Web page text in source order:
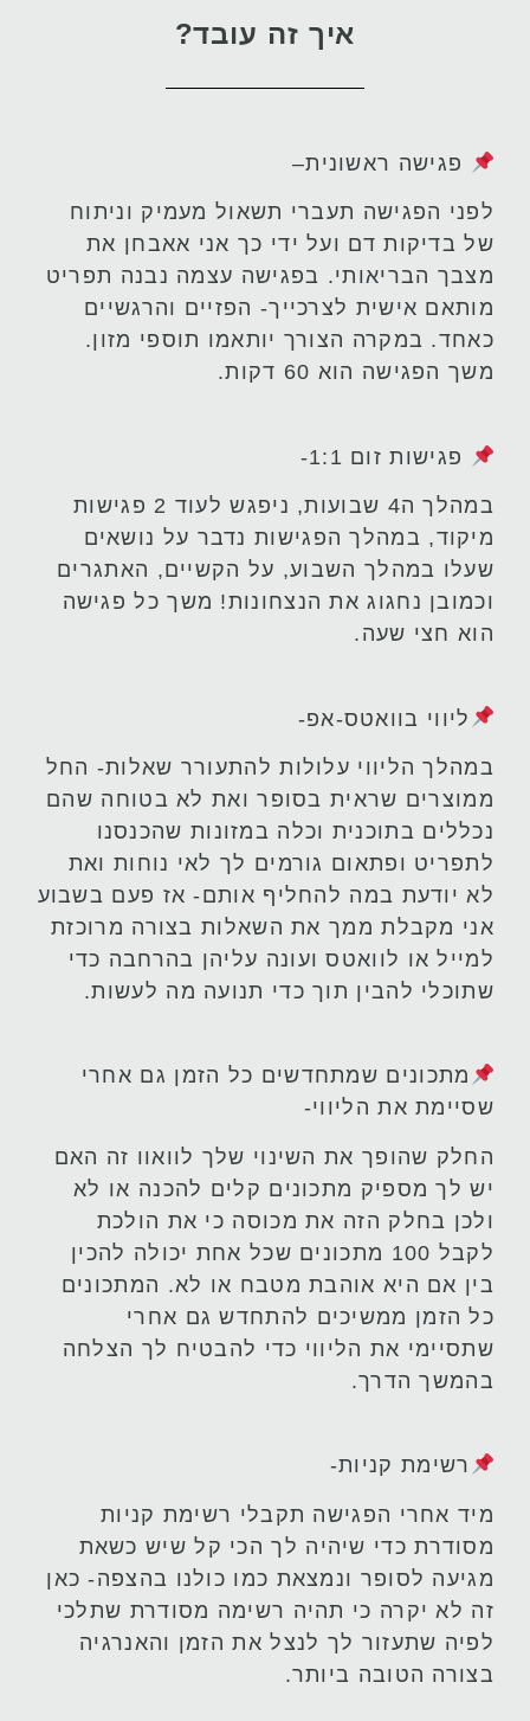
איך זה עובד?
פגישה ראשונית–
לפני הפגישה תעברי תשאול מעמיק וניתוח
של בדיקות דם ועל ידי כך אני אאבחן את
מצבך הבריאותי. בפגישה עצמה נבנה תפריט
מותאם אישית לצרכייך- הפזיים והרגשיים
כאחד. במקרה הצורך יותאמו תוספי מזון.
משך הפגישה הוא 60 דקות.
פגישות זום 1:1-
במהלך ה4 שבועות, ניפגש לעוד 2 פגישות
מיקוד, במהלך הפגישות נדבר על נושאים
שעלו במהלך השבוע, על הקשיים, האתגרים
וכמובן נחגוג את הנצחונות! משך כל פגישה
הוא חצי שעה.
ליווי בוואטס-אפ-
במהלך הליווי עלולות להתעורר שאלות- החל
ממוצרים שראית בסופר ואת לא בטוחה שהם
נכללים בתוכנית וכלה במזונות שהכנסנו
לתפריט ופתאום גורמים לך לאי נוחות ואת
לא יודעת במה להחליף אותם- אז פעם בשבוע
אני מקבלת ממך את השאלות בצורה מרוכזת
למייל או לוואטס ועונה עליהן בהרחבה כדי
שתוכלי להבין תוך כדי תנועה מה לעשות.
מתכונים שמתחדשים כל הזמן גם אחרי
שסיימת את הליווי-
החלק שהופך את השינוי שלך לוואוו זה האם
יש לך מספיק מתכונים קלים להכנה או לא
ולכן בחלק הזה את מכוסה כי את הולכת
לקבל 100 מתכונים שכל אחת יכולה להכין
בין אם היא אוהבת מטבח או לא. המתכונים
כל הזמן ממשיכים להתחדש גם אחרי
שתסיימי את הליווי כדי להבטיח לך הצלחה
בהמשך הדרך.
רשימת קניות-
מיד אחרי הפגישה תקבלי רשימת קניות
מסודרת כדי שיהיה לך הכי קל שיש כשאת
מגיעה לסופר ונמצאת כמו כולנו בהצפה- כאן
זה לא יקרה כי תהיה רשימה מסודרת שתלכי
לפיה שתעזור לך לנצל את הזמן והאנרגיה
בצורה הטובה ביותר.